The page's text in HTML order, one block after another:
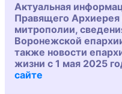
Актуальная
Правящего Архиерея
митрополии,
Воронежской
также новости
жизни с 1 мая 2025
сайте